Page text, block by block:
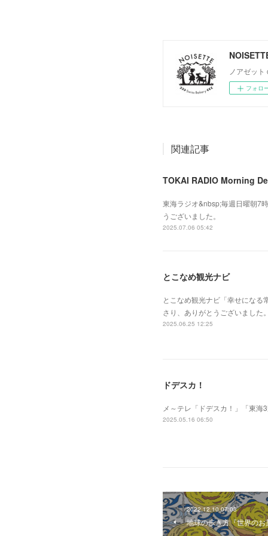
ノアゼッ
フォロ
関連記事
TOKAI RADIO Morning
東海ラジオ&nbsp;毎週日曜朝7
うございました。
2025.07.06 05:42
とこなめ観光ナビ
とこなめ観光ナビ「幸せにな
さり、ありがとうございました。
2025.06.25 12:25
ドデスカ！
メ～テレ「ドデスカ！」「東海
2025.05.16 06:50
2022.12.10 07:03
地球の歩き方『世界のお